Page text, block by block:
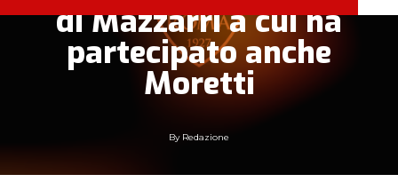
di Mazzarri a cui ha
partecipato anche
Moretti
By Redazione